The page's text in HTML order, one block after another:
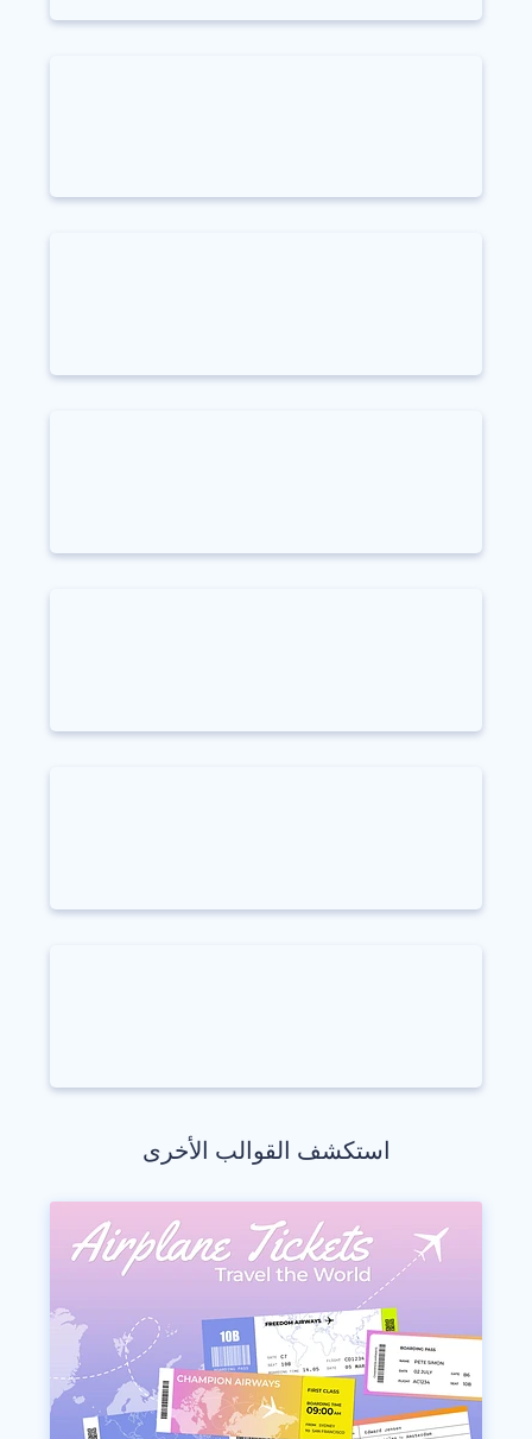
استكشف القوالب الأخرى